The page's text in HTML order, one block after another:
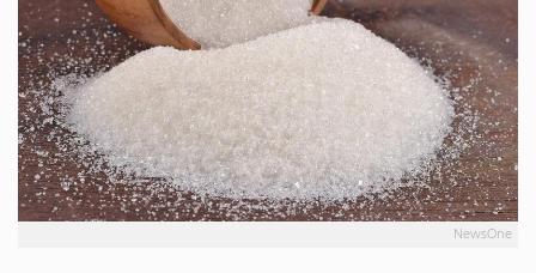
NewsOne